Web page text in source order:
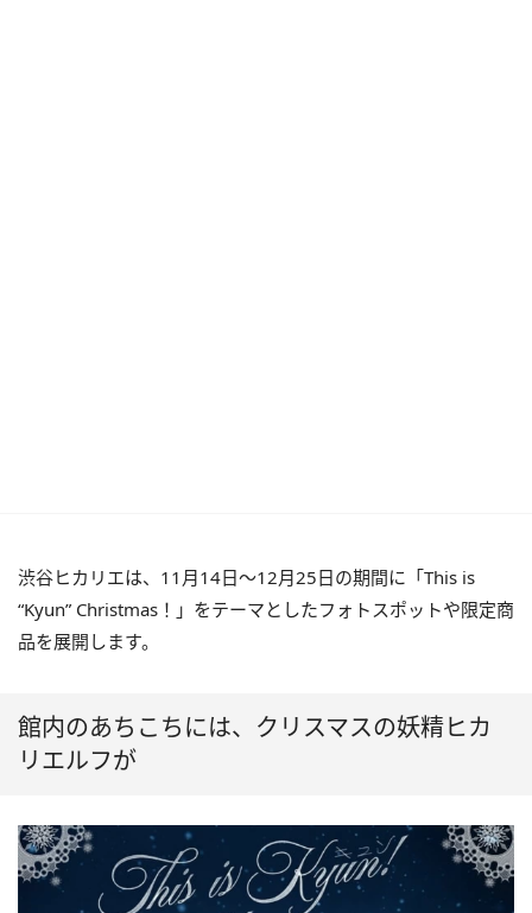
渋谷ヒカリエは、11月14日～12月25日の期間に「This is
“Kyun” Christmas！」をテーマとしたフォトスポットや限定商
品を展開します。
館内のあちこちには、クリスマスの妖精ヒカ
リエルフが